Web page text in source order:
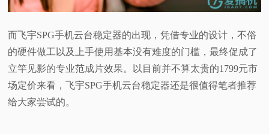
而飞宇SPG手机云台稳定器的出现，凭借专业的设计，不俗
的硬件做工以及上手使用基本没有难度的门槛，最终促成了
立竿见影的专业范成片效果。以目前并不算太贵的1799元市
场定价来看，飞宇SPG手机云台稳定器还是很值得笔者推荐
给大家尝试的。